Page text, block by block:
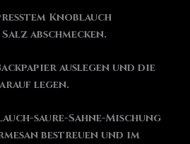
Knoblauch
abschmecken.
auslegen und die
legen.
saure-Sahne-Mischung
bestreuen und im